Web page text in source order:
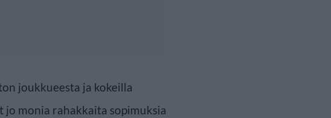
joukkueesta ja kokeilla
jo monia rahakkaita sopimuksia